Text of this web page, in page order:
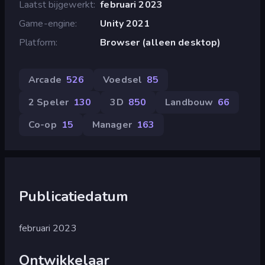
Laatst bijgewerkt februari 2023
Game-engine
Unity 2021
Platform
Browser (alleen desktop)
Arcade 526 Voedsel 85
2 Speler 130 3D 850 Landbouw 66
Co-op 15 Manager 163
Publicatiedatum
februari 2023
Ontwikkelaar